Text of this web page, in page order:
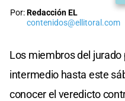
Por:Redacción EL
contenidos@ellitoral.com
Los miembros del
intermedio hasta este
conocer el veredicto